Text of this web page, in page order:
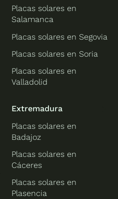
Placas solares en
Salamanca
Placas solares en Segovia
Placas solares en Soria
Placas solares en
Valladolid
Extremadura
Placas solares en
Badajoz
Placas solares en
Cáceres
Placas solares en
Plasencia